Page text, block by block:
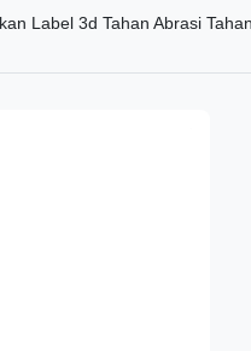
Label 3d Tahan Abrasi